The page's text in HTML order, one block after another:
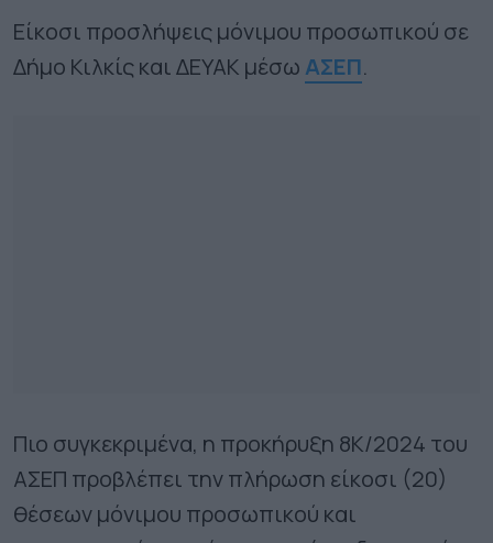
Είκοσι προσλήψεις μόνιμου προσωπικού σε
Δήμο Κιλκίς και ΔΕΥΑΚ μέσω ΑΣΕΠ.
Πιο συγκεκριμένα, η προκήρυξη 8Κ/2024 του
ΑΣΕΠ προβλέπει την πλήρωση είκοσι (20)
θέσεων μόνιμου προσωπικού και